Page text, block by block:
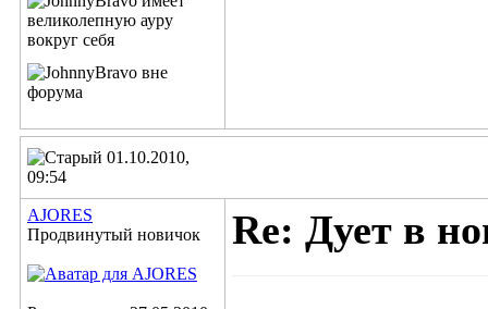
01.10.2010,
09:54
AJORES
Продвинутый новичок
Re: Дует в